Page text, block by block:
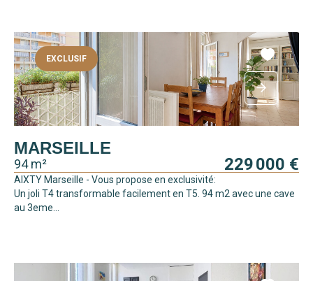
EXCLUSIF
MARSEILLE
94 m² 229 000 €
AIXTY Marseille - Vous propose en exclusivité:
Un joli T4 transformable facilement en T5. 94 m2 avec une cave
au 3eme...